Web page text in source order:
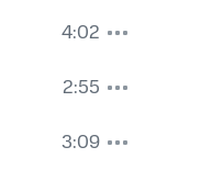
4:02
2:55
3:09